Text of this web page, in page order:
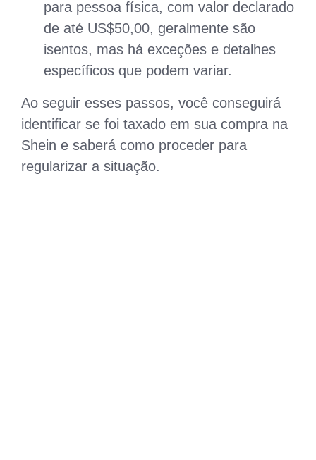
para pessoa física, com valor declarado
de até US$50,00, geralmente são
isentos, mas há exceções e detalhes
específicos que podem variar.
Ao seguir esses passos, você conseguirá
identificar se foi taxado em sua compra na
Shein e saberá como proceder para
regularizar a situação.